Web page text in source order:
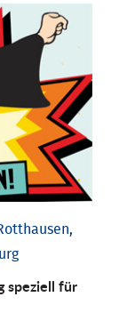
speziell für